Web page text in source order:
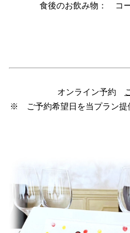
食後のお飲み物： コ
オンライン予約
※ ご予約希望日を当プラン提